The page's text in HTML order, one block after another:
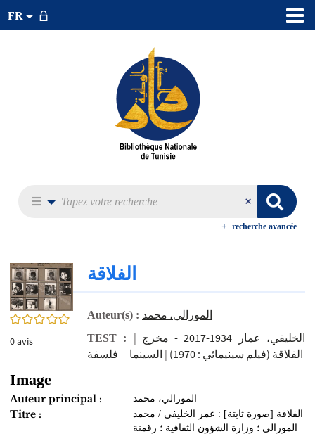
FR
recherche avancée
0/5
0avis
الفلاقة
Auteur(s) : المورالي، محمد
TEST : الخليفي، عمار 1934-2017 - مخرج
|
الفلاقة (فيلم سينيمائي : 1970)
| السينما -- فلسفة
Image
Auteur principal : المورالي، محمد
Titre :
الفلاقة [صورة ثابتة] : عمر الخليفي / محمد
المورالي ؛ وزارة الشؤون الثقافية ؛ رقمنة